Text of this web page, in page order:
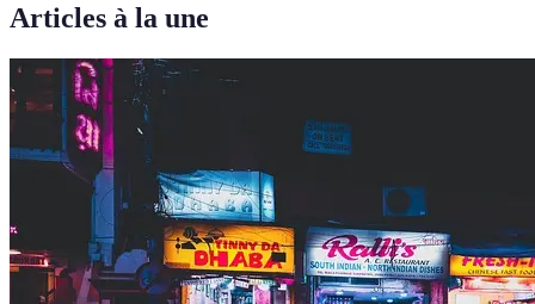
Articles à la une